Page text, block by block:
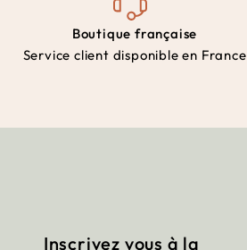
Boutique française
Service client disponible en France
Inscrivez vous à la